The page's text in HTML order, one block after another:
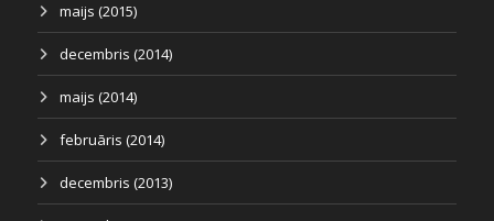
maijs (2015)
decembris (2014)
maijs (2014)
februāris (2014)
decembris (2013)